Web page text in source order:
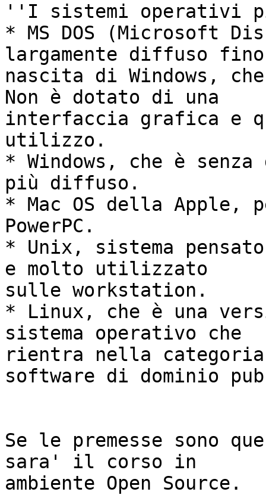
''I sistemi operativi
* MS DOS (Microsoft
largamente diffuso
nascita di Windows,
Non è dotato di una
interfaccia grafica e
utilizzo.
* Windows, che è
più diffuso.
* Mac OS della Apple,
PowerPC.
* Unix, sistema
e molto utilizzato
sulle workstation.
* Linux, che è una
sistema operativo che
rientra nella categoria
software di dominio
Se le premesse sono
sara' il corso in
ambiente Open Source.